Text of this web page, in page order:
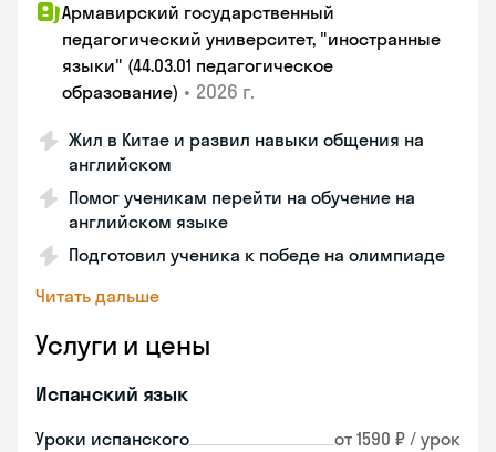
Армавирский государственный
педагогический университет, "иностранные
языки" (44.03.01 педагогическое
образование) • 2026 г.
Жил в Китае и развил навыки общения на
английском
Помог ученикам перейти на обучение на
английском языке
Подготовил ученика к победе на олимпиаде
Читать дальше
Услуги и цены
Испанский язык
Уроки испанского от 1590 ₽ / урок